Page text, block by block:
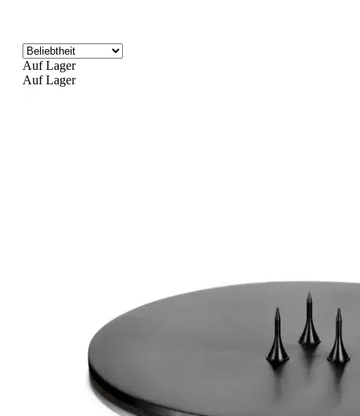
Auf Lager
Auf Lager